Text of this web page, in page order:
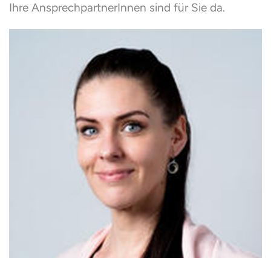
Ihre AnsprechpartnerInnen sind für Sie da.